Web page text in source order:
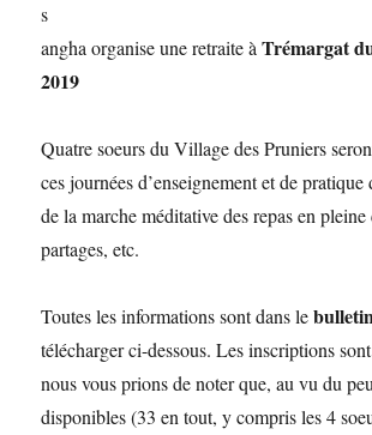
s
angha organise une retraite àTrémargat
2019
Quatre soeurs du Village des Pruniers
ces journées d’enseignement et de
de la marche méditative des repas en
partages, etc.
Toutes les informations sont dans le
télécharger ci-dessous. Les inscriptions
nous vous prions de noter que, au vu du
disponibles (33 en tout, y compris les 4